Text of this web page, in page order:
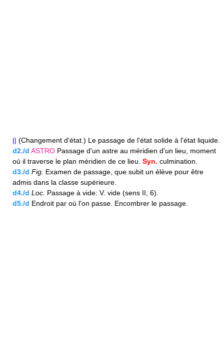
|| (Changement d'état.) Le passage de l'état solide à l'état liquide.
d2./d ASTRO Passage d'un astre au méridien d'un lieu, moment
où il traverse le plan méridien de ce lieu. Syn. culmination.
d3./d Fig. Examen de passage, que subit un élève pour être
admis dans la classe supérieure.
d4./d Loc. Passage à vide: V. vide (sens II, 6).
d5./d Endroit par où l'on passe. Encombrer le passage.